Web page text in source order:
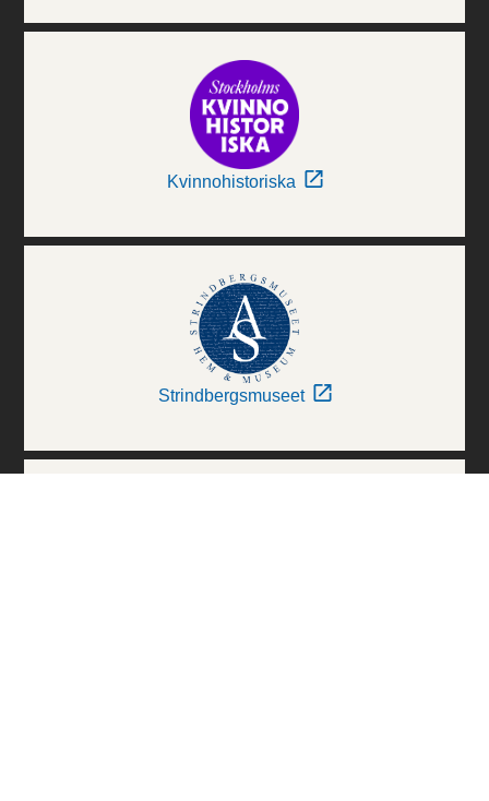
Kvinnohistoriska
Strindbergsmuseet